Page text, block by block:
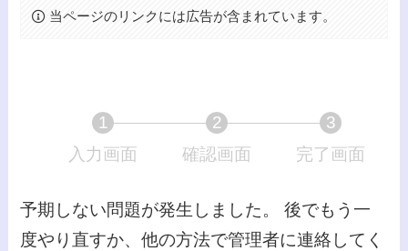
当ページのリンクには広告が含まれています。
1
入力画面
表
示
2
確認画面
表
示
3
完了画面
表
示
予期しない問題が発生しました。 後でもう一
度やり直すか、他の方法で管理者に連絡してく